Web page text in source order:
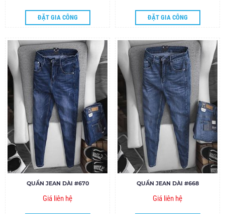
ĐẶT GIA CÔNG ĐẶT GIA CÔNG
QUẦN JEAN DÀI #670
Giá liên hệ
QUẦN JEAN DÀI #668
Giá liên hệ